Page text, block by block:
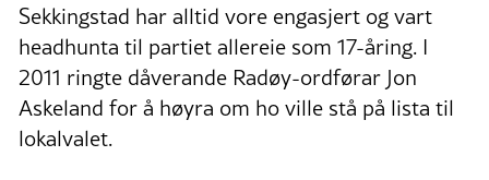
Sekkingstad har alltid vore engasjert og vart
headhunta til partiet allereie som 17-åring. I
2011 ringte dåverande Radøy-ordførar Jon
Askeland for å høyra om ho ville stå på lista til
lokalvalet.